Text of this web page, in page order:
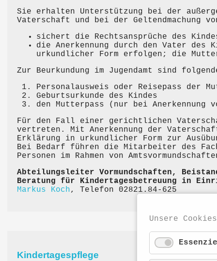
Sie erhalten Unterstützung bei der
Vaterschaft und bei der Geltendmachung
sichert die Rechtsansprüche des
die Anerkennung durch den Vater des
urkundlicher Form erfolgen; die
Zur Beurkundung im Jugendamt sind
Personalausweis oder Reisepass der
Geburtsurkunde des Kindes
den Mutterpass (nur bei Anerkennung
Für den Fall einer gerichtlichen
vertreten. Mit Anerkennung der
Erklärung in urkundlicher Form zur
Bei Bedarf führen die Mitarbeiter des
Personen im Rahmen von
Abteilungsleiter Vormundschaften,
Beratung für Kindertagesbetreuung in
Markus Koch, Telefon 02821.84-625
Kindertagespflege
Unsere Cookies